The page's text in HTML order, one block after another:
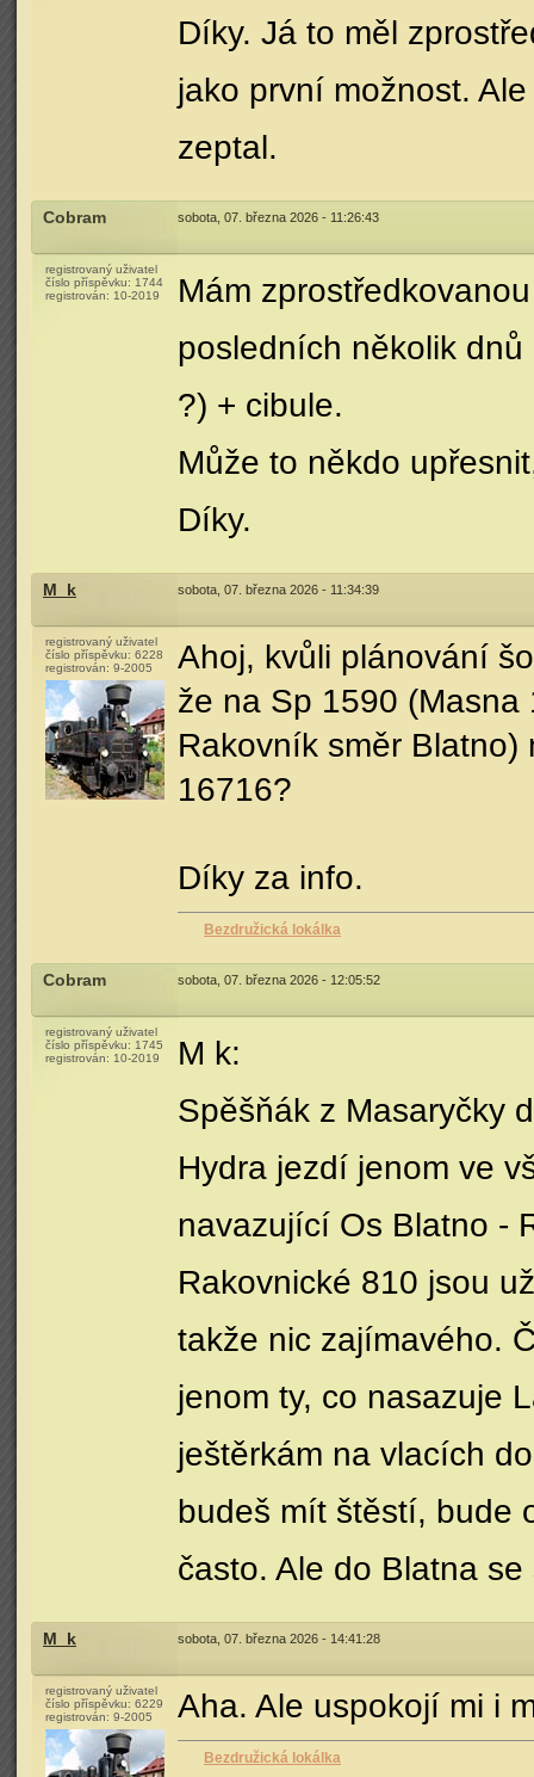
Díky. Já to měl
jako první možnost.
zeptal.
Cobram sobota, 07. března 2026 - 11:26:43
registrovaný uživatel
číslo příspěvku: 1744
registrován: 10-2019
Mám
posledních několik
?) + cibule.
Může to někdo
Díky.
M_k sobota, 07. března 2026 - 11:34:39
registrovaný uživatel
číslo příspěvku: 6228
registrován: 9-2005
Ahoj, kvůli plánování
že na Sp 1590 (Masna
Rakovník směr
16716?
Díky za info.
Bezdružická lokálka
Cobram sobota, 07. března 2026 - 12:05:52
registrovaný uživatel
číslo příspěvku: 1745
registrován: 10-2019
M k:
Spěšňák z Masaryčky
Hydra jezdí jenom ve
navazující Os Blatno -
Rakovnické 810 jsou
takže nic zajímavého.
jenom ty, co nasazuje
ještěrkám na vlacích
budeš mít štěstí, bude
často. Ale do Blatna
M_k sobota, 07. března 2026 - 14:41:28
registrovaný uživatel
číslo příspěvku: 6229
registrován: 9-2005 Aha. Ale uspokojí mi i
Bezdružická lokálka